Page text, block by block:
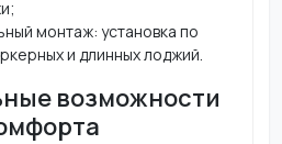
монтаж: установка по
и длинных лоджий.
возможности